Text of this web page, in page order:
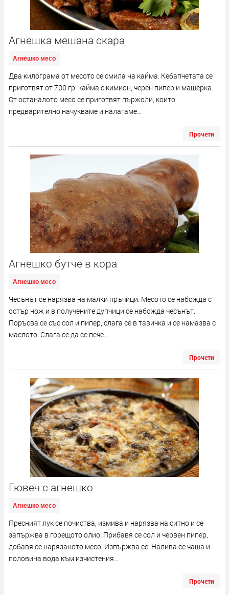
Агнешка мешана скара
Агнешко месо
Два килограма от месото се смила на кайма. Кебапчетата се
приготвят от 700 гр. кайма с кимион, черен пипер и мащерка.
От останалото месо се приготвят пържоли, които
предварително начукваме и налагаме...
Прочети
Агнешко бутче в кора
Агнешко месо
Чесънът се нарязва на малки пръчици. Месото се набожда с
остър нож и в получените дупчици се набожда чесънът.
Поръсва се със сол и пипер, слага се в тавичка и се намазва с
маслото. Слага се да се пече...
Прочети
Гювеч с агнешко
Агнешко месо
Пресният лук се почиства, измива и нарязва на ситно и се
запържва в горещото олио. Прибавя се сол и червен пипер,
добавя се нарязаното месо. Изпържва се. Налива се чаша и
половина вода към изчистения...
Прочети